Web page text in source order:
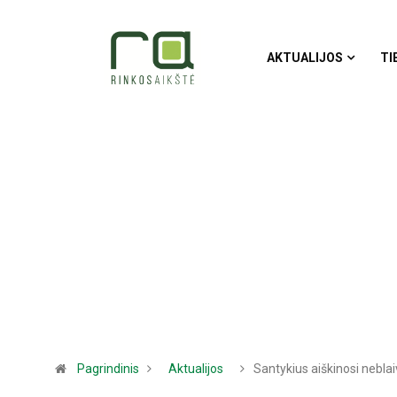
AKTUALIJOS
Pagrindinis Aktualijos Santykius aiškinosi